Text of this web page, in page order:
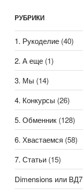
РУБРИКИ
1. Рукоделие (40)
2. А еще (1)
3. Мы (14)
4. Конкурсы (26)
5. Обменник (128)
6. Хвастаемся (58)
7. Статьи (15)
Dimensions или ВД7